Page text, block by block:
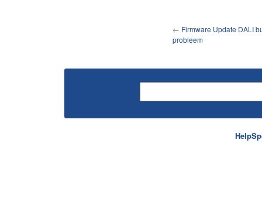
← Firmware Update DALI
probleem